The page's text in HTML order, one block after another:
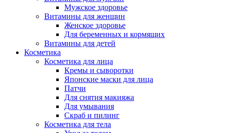
Мужское здоровье
Витамины для женщин
Женское здоровье
Для беременных и кормящих
Витамины для детей
Косметика
Косметика для лица
Кремы и сыворотки
Японские маски для лица
Патчи
Для снятия макияжа
Для умывания
Скраб и пилинг
Косметика для тела